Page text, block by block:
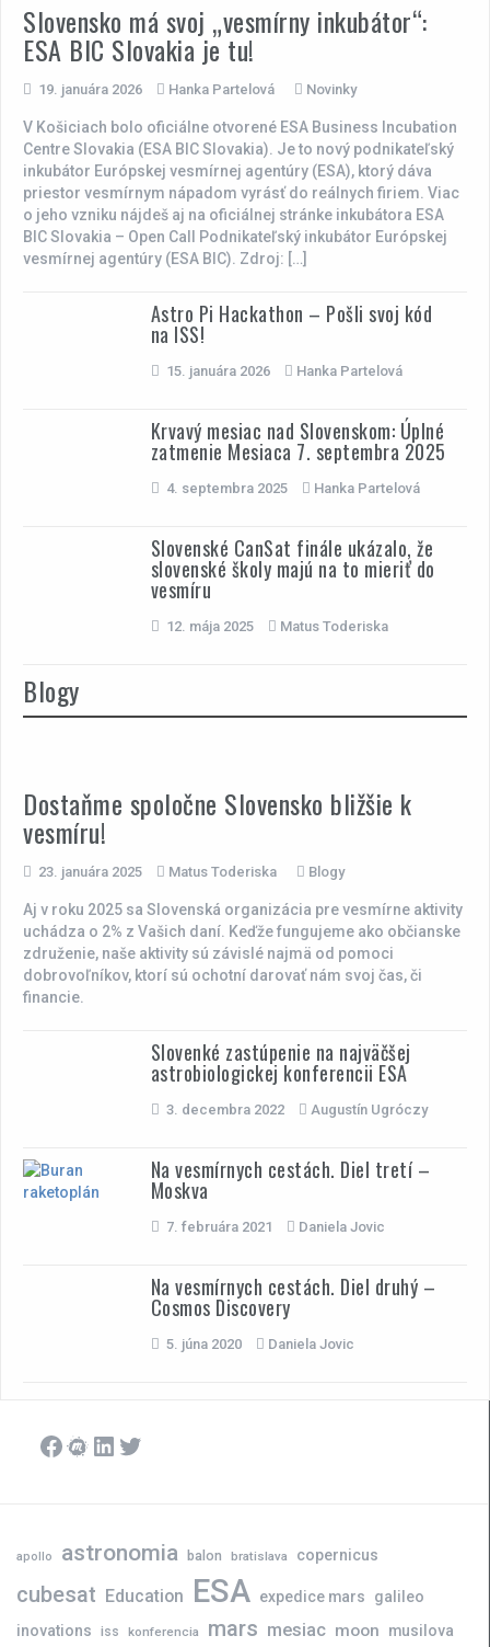
Slovensko má svoj „vesmírny inkubátor“:
ESA BIC Slovakia je tu!
19. januára 2026 Hanka Partelová Novinky
V Košiciach bolo oficiálne otvorené ESA Business Incubation
Centre Slovakia (ESA BIC Slovakia). Je to nový podnikateľský
inkubátor Európskej vesmírnej agentúry (ESA), ktorý dáva
priestor vesmírnym nápadom vyrásť do reálnych firiem. Viac
o jeho vzniku nájdeš aj na oficiálnej stránke inkubátora ESA
BIC Slovakia – Open Call Podnikateľský inkubátor Európskej
vesmírnej agentúry (ESA BIC). Zdroj: […]
Astro Pi Hackathon – Pošli svoj kód
na ISS!
15. januára 2026 Hanka Partelová
Krvavý mesiac nad Slovenskom: Úplné
zatmenie Mesiaca 7. septembra 2025
4. septembra 2025 Hanka Partelová
Slovenské CanSat finále ukázalo, že
slovenské školy majú na to mieriť do
vesmíru
12. mája 2025 Matus Toderiska
Blogy
Dostaňme spoločne Slovensko bližšie k
vesmíru!
23. januára 2025 Matus Toderiska Blogy
Aj v roku 2025 sa Slovenská organizácia pre vesmírne aktivity
uchádza o 2% z Vašich daní. Keďže fungujeme ako občianske
združenie, naše aktivity sú závislé najmä od pomoci
dobrovoľníkov, ktorí sú ochotní darovať nám svoj čas, či
financie.
Slovenké zastúpenie na najväčšej
astrobiologickej konferencii ESA
3. decembra 2022 Augustín Ugróczy
Na vesmírnych cestách. Diel tretí –
Moskva
7. februára 2021 Daniela Jovic
Na vesmírnych cestách. Diel druhý –
Cosmos Discovery
5. júna 2020 Daniela Jovic
Facebook
Meetup
LinkedIn
Twitter
apollo astronomia balon bratislava copernicus
cubesat Education ESA expedice mars
galileo
inovations iss konferencia mars mesiac moon musilova